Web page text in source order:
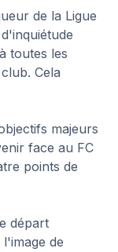
de la Ligue
toutes les
Cela
majeurs
face au FC
points de
départ
de